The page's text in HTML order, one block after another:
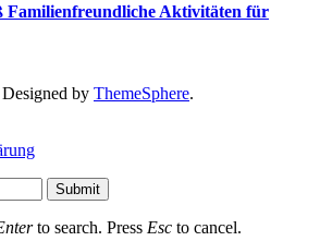
Familienfreundliche Aktivitäten für
by ThemeSphere.
Submit
to search. Press Esc to cancel.